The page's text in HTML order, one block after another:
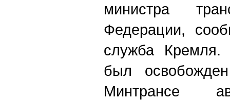
министра
Федерации,
служба Кремля.
был
Минтрансе